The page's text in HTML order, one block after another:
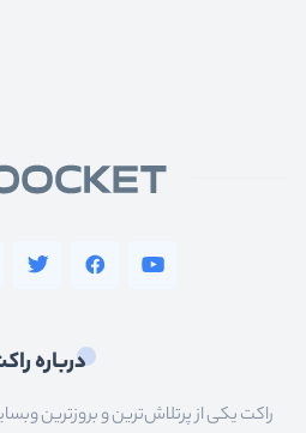
درباره
راکت یکی از پرتلاش‌ترین و بروزترین